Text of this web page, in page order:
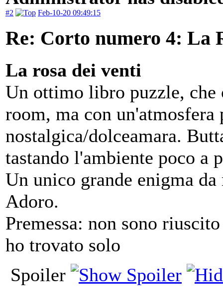
#2 Feb-10-20 09:49:15
Re: Corto numero 4: La
La rosa dei venti
Un ottimo libro puzzle, che
room, ma con un'atmosfera
nostalgica/dolceamara.
tastando l'ambiente poco a
Un unico grande enigma
Adoro.
Premessa: non sono
ho trovato solo
Spoiler